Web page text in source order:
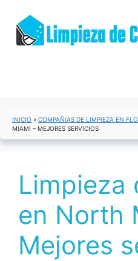
contenido
INICIO » COMPAÑIAS DE LIMPIEZA EN
MIAMI – MEJORES SERVICIOS
Limpieza
en North
Mejores